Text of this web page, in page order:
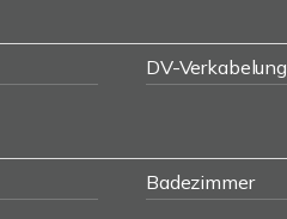
DV-Verkabelung
Badezimmer